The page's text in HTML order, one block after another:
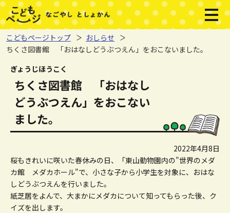
ページの先頭です。
本文へジャンプする。
メニ
こどもページトップ
おしらせ
ちくさ図書館 「おはなしどうぶつえん」をおこないました。
ここから本文です。
ぎょうじほうこく
ちくさ図書館 「おはなし
どうぶつえん」をおこない
ました。
2022年4月8日
桜もきれいに咲いた春休みの日、「東山動物園内の"世界のメダ
カ館 メダカホール"で、小さな子から小学生を対象に、おはな
しどうぶつえんを行いました。
紙芝居をよんで、大まかにメダカについて知ってもらった後、ク
イズを出します。